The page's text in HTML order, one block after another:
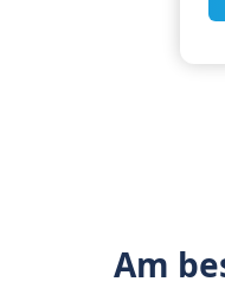
Am